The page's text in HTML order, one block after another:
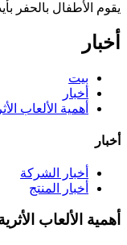
أخبار
بيت
أخبار
أهمية الألعاب
أخبار
أخبار الشركة
أخبار المنتج
أهمية الألعاب